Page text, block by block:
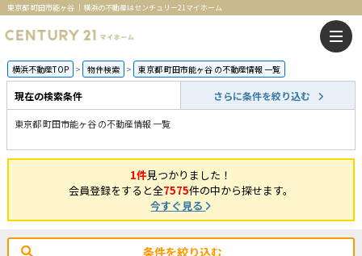
東京都 町田市能ヶ谷 ｜横浜の不動産はセンチュリー21マイホーム
横浜不動産TOP 物件検索 東京都 町田市能ヶ谷 の不動産情報 一覧
現在の検索条件 さらに条件を絞り込む
東京都 町田市能ヶ谷 の不動産情報 一覧
1件見つかりました！
会員登録をすると全7575件の中から探せます。
今すぐ見る
条件を絞り込む